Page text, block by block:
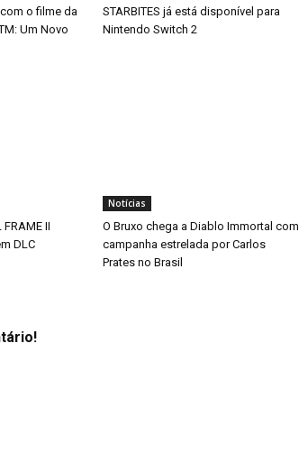
com o filme da
Um Novo
STARBITES já está disponível para
Nintendo Switch 2
FRAME II
DLC
Notícias
O Bruxo chega a Diablo Immortal com
campanha estrelada por Carlos
Prates no Brasil